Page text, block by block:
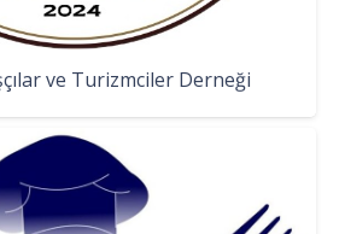
ve Turizmciler Derneği